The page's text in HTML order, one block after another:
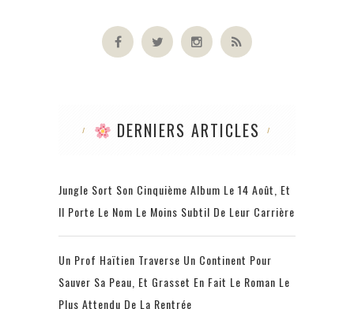
DERNIERS ARTICLES
Jungle Sort Son Cinquième Album Le 14 Août, Et
Il Porte Le Nom Le Moins Subtil De Leur Carrière
Un Prof Haïtien Traverse Un Continent Pour
Sauver Sa Peau, Et Grasset En Fait Le Roman Le
Plus Attendu De La Rentrée